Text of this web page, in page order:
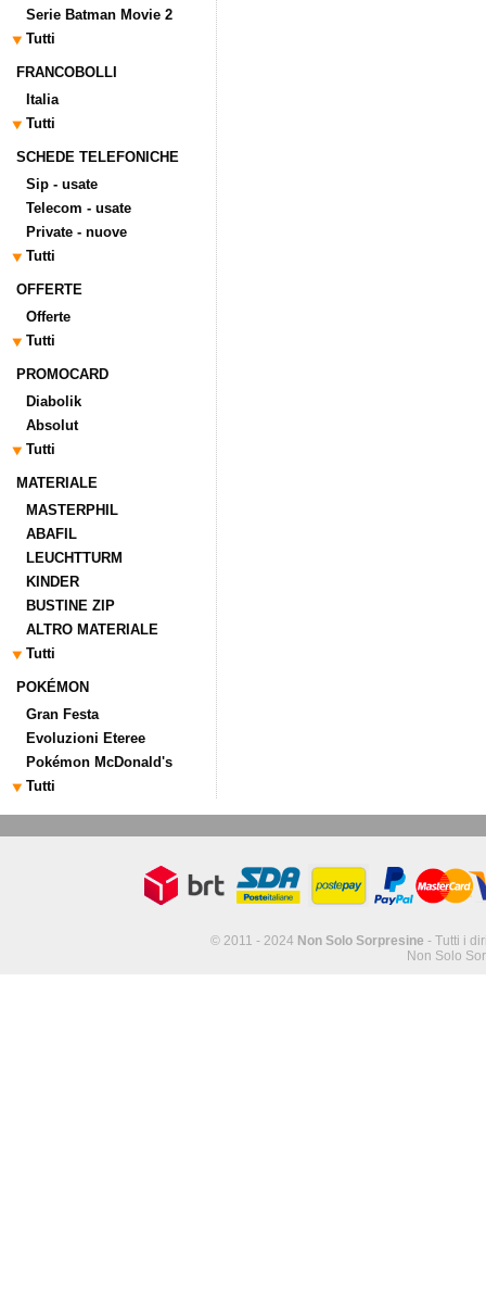
Serie Batman Movie 2
Tutti
FRANCOBOLLI
Italia
Tutti
SCHEDE TELEFONICHE
Sip - usate
Telecom - usate
Private - nuove
Tutti
OFFERTE
Offerte
Tutti
PROMOCARD
Diabolik
Absolut
Tutti
MATERIALE
MASTERPHIL
ABAFIL
LEUCHTTURM
KINDER
BUSTINE ZIP
ALTRO MATERIALE
Tutti
POKÉMON
Gran Festa
Evoluzioni Eteree
Pokémon McDonald's
Tutti
© 2011 - 2024 Non Solo Sorpresine - Tutti i
Non Solo